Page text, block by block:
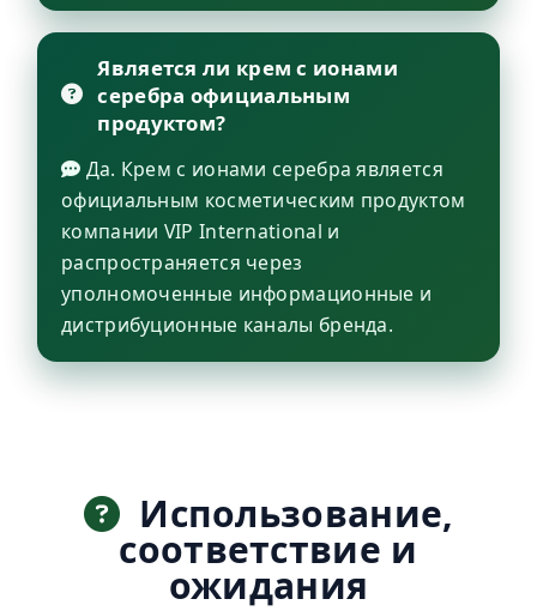
Является ли крем с ионами
серебра официальным
продуктом?
Да. Крем с ионами серебра является
официальным косметическим продуктом
компании VIP International и
распространяется через
уполномоченные информационные и
дистрибуционные каналы бренда.
Использование,
соответствие и
ожидания